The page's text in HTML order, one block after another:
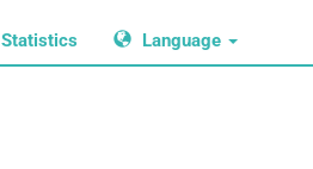
Statistics Language